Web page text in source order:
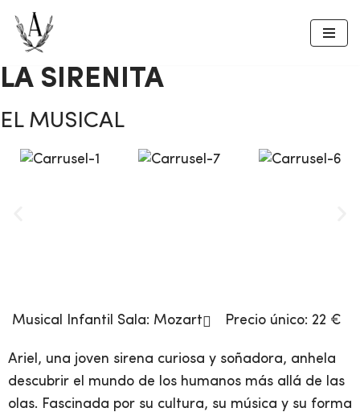
Saltar
al
contenido
LA SIRENITA
EL MUSICAL
Musical Infantil Sala: Mozart Precio único: 22 €
Ariel, una joven sirena curiosa y soñadora, anhela
descubrir el mundo de los humanos más allá de las
olas. Fascinada por su cultura, su música y su forma